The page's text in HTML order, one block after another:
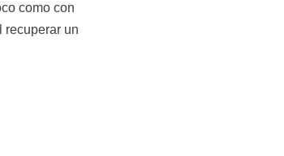
como con
recuperar un